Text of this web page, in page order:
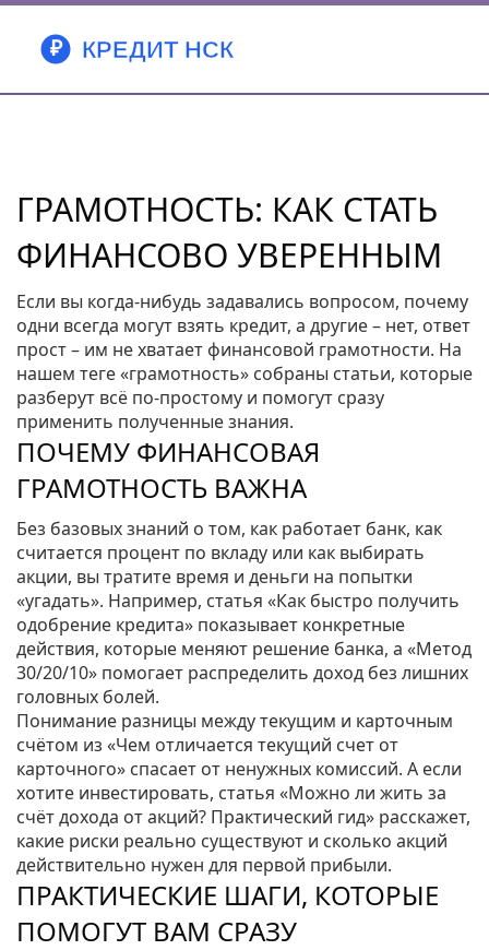
ГРАМОТНОСТЬ: КАК СТАТЬ
ФИНАНСОВО УВЕРЕННЫМ
Если вы когда‑нибудь задавались вопросом, почему
одни всегда могут взять кредит, а другие – нет, ответ
прост – им не хватает финансовой грамотности. На
нашем теге «грамотность» собраны статьи, которые
разберут всё по‑простому и помогут сразу
применить полученные знания.
ПОЧЕМУ ФИНАНСОВАЯ
ГРАМОТНОСТЬ ВАЖНА
Без базовых знаний о том, как работает банк, как
считается процент по вкладу или как выбирать
акции, вы тратите время и деньги на попытки
«угадать». Например, статья «Как быстро получить
одобрение кредита» показывает конкретные
действия, которые меняют решение банка, а «Метод
30/20/10» помогает распределить доход без лишних
головных болей.
Понимание разницы между текущим и карточным
счётом из «Чем отличается текущий счет от
карточного» спасает от ненужных комиссий. А если
хотите инвестировать, статья «Можно ли жить за
счёт дохода от акций? Практический гид» расскажет,
какие риски реально существуют и сколько акций
действительно нужен для первой прибыли.
ПРАКТИЧЕСКИЕ ШАГИ, КОТОРЫЕ
ПОМОГУТ ВАМ СРАЗУ